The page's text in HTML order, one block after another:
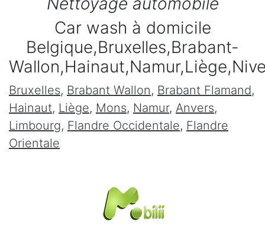
Car wash à domicile
Belgique,Bruxelles,Brabant-
Bruxelles, Brabant Wallon, Brabant Flamand,
Hainaut, Liège, Mons, Namur, Anvers,
Limbourg, Flandre Occidentale, Flandre
Orientale